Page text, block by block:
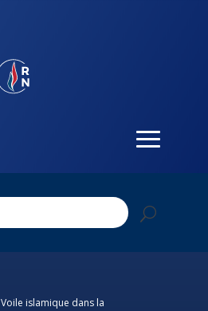
Voile islamique dans la